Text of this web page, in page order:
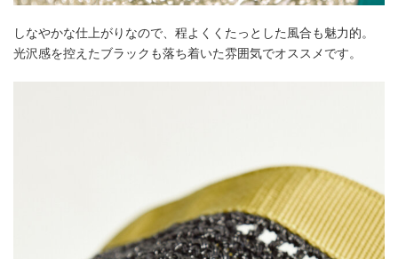
しなやかな仕上がりなので、程よくくたっとした風合も魅力的。
光沢感を控えたブラックも落ち着いた雰囲気でオススメです。